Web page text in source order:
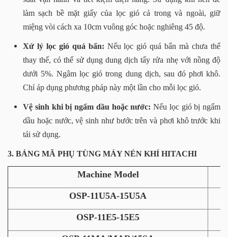
làm sạch bề mặt giấy của lọc gió cả trong và ngoài, giữ
miệng vòi cách xa 10cm vuông góc hoặc nghiêng 45 độ.
Xử lý lọc gió quá bẩn: Nếu lọc gió quá bẩn mà chưa thể
thay thế, có thể sử dụng dung dịch tẩy rửa nhẹ với nồng độ
dưới 5%. Ngâm lọc gió trong dung dịch, sau đó phơi khô.
Chỉ áp dụng phương pháp này một lần cho mỗi lọc gió.
Vệ sinh khi bị ngấm dầu hoặc nước: Nếu lọc gió bị ngấm
dầu hoặc nước, vệ sinh như bước trên và phơi khô trước khi
tái sử dụng.
3. BẢNG MÃ PHỤ TÙNG MÁY NÉN KHÍ HITACHI
Machine Model
OSP-11U5A-15U5A
OSP-11E5-15E5